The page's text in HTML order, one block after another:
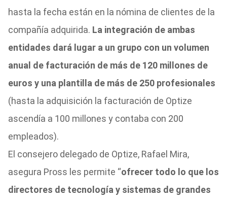
hasta la fecha están en la nómina de clientes de la
compañía adquirida. La integración de ambas
entidades dará lugar a un grupo con un volumen
anual de facturación de más de 120 millones de
euros y una plantilla de más de 250 profesionales
(hasta la adquisición la facturación de Optize
ascendía a 100 millones y contaba con 200
empleados).
El consejero delegado de Optize, Rafael Mira,
asegura Pross les permite “ofrecer todo lo que los
directores de tecnología y sistemas de grandes